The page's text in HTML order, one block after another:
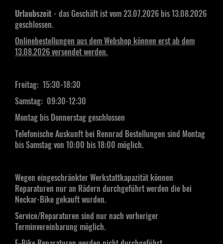
Urlaubszeit - das Geschäft ist vom 23.07.2026 bis 13.08.2026
geschlossen.
Onlinebestellungen aus dem Webshop können erst ab dem
13.08.2026 versendet werden.
Freitag: 15:30-18:30
Samstag: 09:30-12:30
Montag bis Donnerstag geschlossen
Telefonische Auskunft bei Rennrad Bestellungen sind Montag
bis Samstag von 10:00 bis 18:00 möglich.
Wegen eingeschränkter Werkstattkapazität können
Reparaturen nur an Rädern durchgeführt werden die bei
Neckar-Bike gekauft wurden.
Service/Reparaturen sind nur nach vorheriger
Terminvereinbarung möglich.